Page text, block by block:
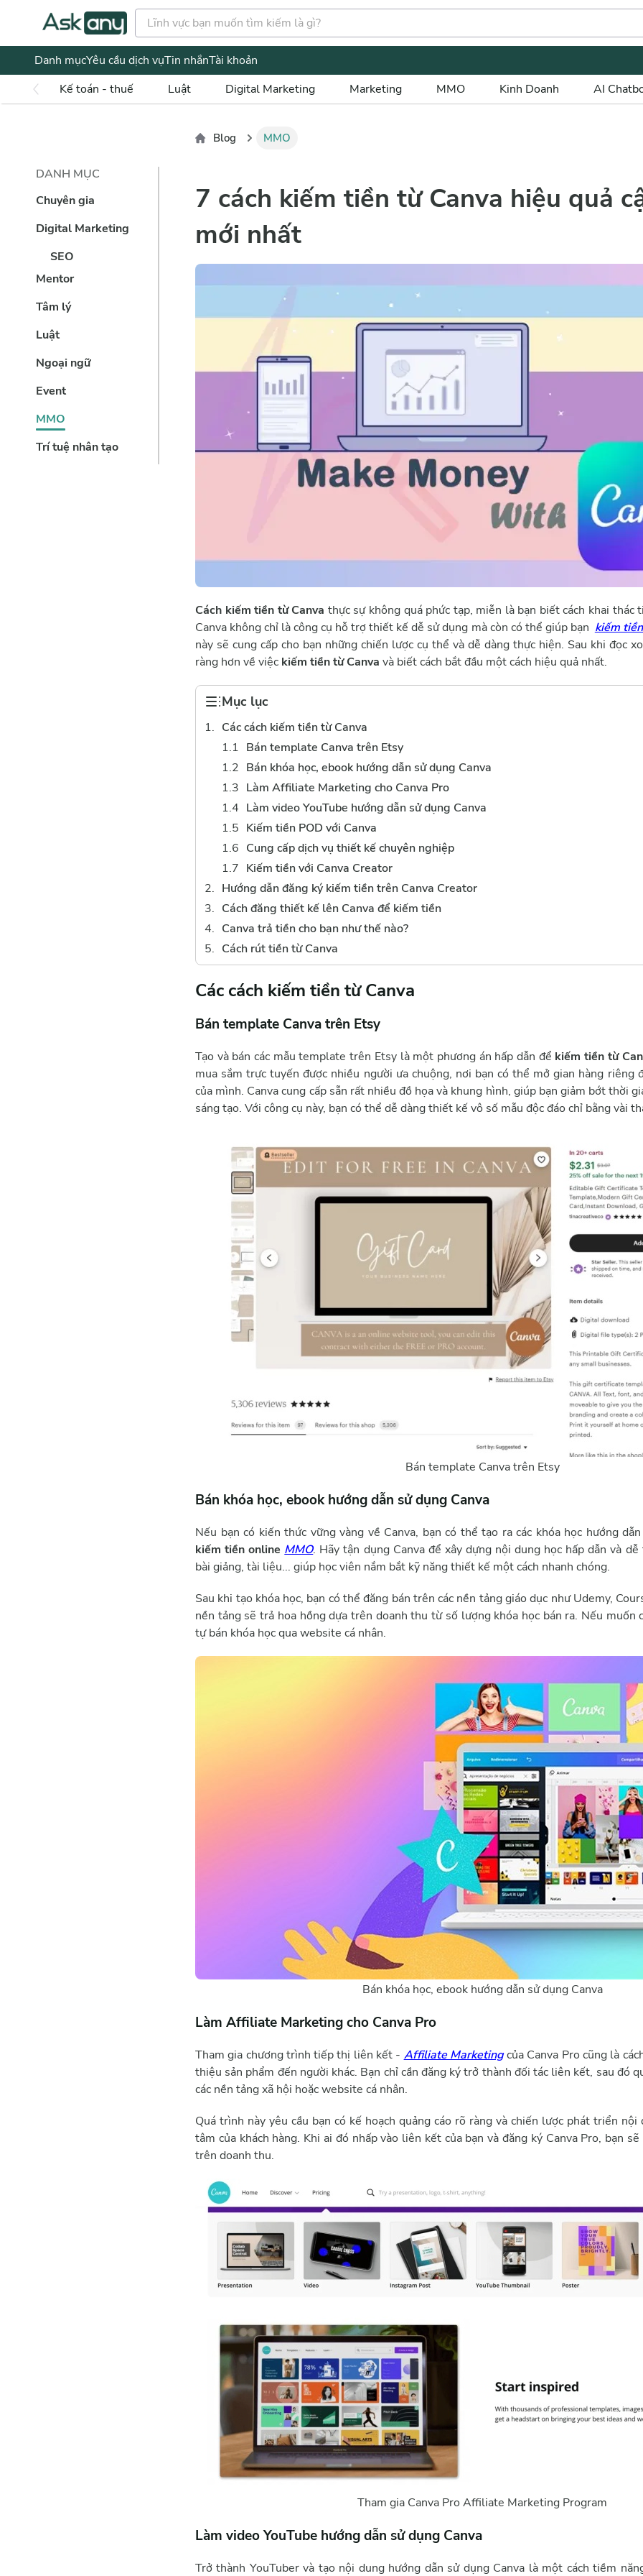
Danh mụcYêu cầu dịch vụTin nhắnTài khoản
Kế toán - thuế
Luật Digital Marketing Marketing MMO Kinh Doanh AI
Blog MMO
DANH MỤC
Chuyên gia
Digital Marketing
SEO
Mentor
Tâm lý
Luật
Ngoại ngữ
Event
MMO
Trí tuệ nhân tạo
7 cách kiếm tiền từ Canva hiệu quả
mới nhất
Cách kiếm tiền từ Canva thực sự không quá phức tạp, miễn là bạn biết cách khai thác
Canva không chỉ là công cụ hỗ trợ thiết kế dễ sử dụng mà còn có thể giúp bạn kiếm
này sẽ cung cấp cho bạn những chiến lược cụ thể và dễ dàng thực hiện. Sau khi đọc
ràng hơn về việc kiếm tiền từ Canva và biết cách bắt đầu một cách hiệu quả nhất.
Mục lục
Các cách kiếm tiền từ Canva
Bán template Canva trên Etsy
Bán khóa học, ebook hướng dẫn sử dụng Canva
Làm Affiliate Marketing cho Canva Pro
Làm video YouTube hướng dẫn sử dụng Canva
Kiếm tiền POD với Canva
Cung cấp dịch vụ thiết kế chuyên nghiệp
Kiếm tiền với Canva Creator
Hướng dẫn đăng ký kiếm tiền trên Canva Creator
Cách đăng thiết kế lên Canva để kiếm tiền
Canva trả tiền cho bạn như thế nào?
Cách rút tiền từ Canva
Các cách kiếm tiền từ Canva
Bán template Canva trên Etsy
Tạo và bán các mẫu template trên Etsy là một phương án hấp dẫn để kiếm tiền từ
mua sắm trực tuyến được nhiều người ưa chuộng, nơi bạn có thể mở gian hàng riêng
của mình. Canva cung cấp sẵn rất nhiều đồ họa và khung hình, giúp bạn giảm bớt thời
sáng tạo. Với công cụ này, bạn có thể dễ dàng thiết kế vô số mẫu độc đáo chỉ bằng vài
Bán template Canva trên Etsy
Bán khóa học, ebook hướng dẫn sử dụng Canva
Nếu bạn có kiến thức vững vàng về Canva, bạn có thể tạo ra các khóa học hướng
kiếm tiền online MMO. Hãy tận dụng Canva để xây dựng nội dung học hấp dẫn và
bài giảng, tài liệu... giúp học viên nắm bắt kỹ năng thiết kế một cách nhanh chóng.
Sau khi tạo khóa học, bạn có thể đăng bán trên các nền tảng giáo dục như Udemy,
nền tảng sẽ trả hoa hồng dựa trên doanh thu từ số lượng khóa học bán ra. Nếu muốn
tự bán khóa học qua website cá nhân.
Bán khóa học, ebook hướng dẫn sử dụng Canva
Làm Affiliate Marketing cho Canva Pro
Tham gia chương trình tiếp thị liên kết - Affiliate Marketingcủa Canva Pro cũng là
thiệu sản phẩm đến người khác. Bạn chỉ cần đăng ký trở thành đối tác liên kết, sau đó
các nền tảng xã hội hoặc website cá nhân.
Quá trình này yêu cầu bạn có kế hoạch quảng cáo rõ ràng và chiến lược phát triển
tâm của khách hàng. Khi ai đó nhấp vào liên kết của bạn và đăng ký Canva Pro, bạn
trên doanh thu.
Tham gia Canva Pro Affiliate Marketing Program
Làm video YouTube hướng dẫn sử dụng Canva
Trở thành YouTuber và tạo nội dung hướng dẫn sử dụng Canva là một cách tiềm